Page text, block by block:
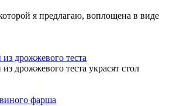
я предлагаю, воплощена в виде
дрожжевого теста
дрожжевого теста украсят стол
фарша